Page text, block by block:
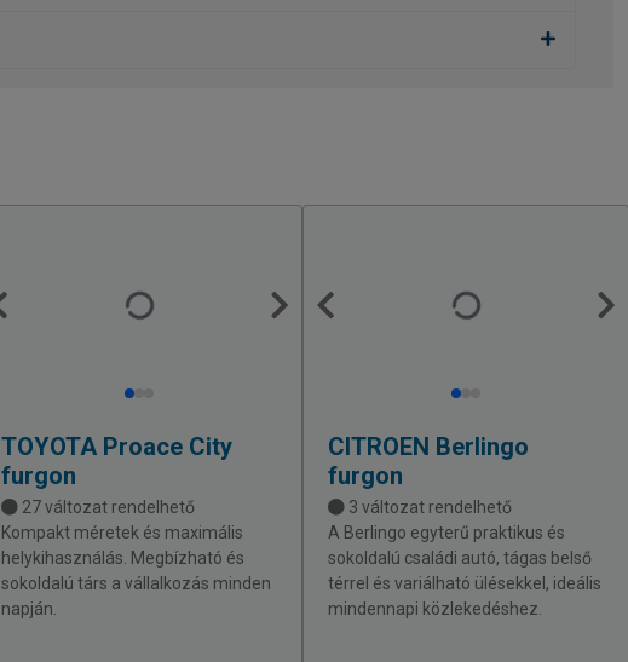
TOYOTA Proace City
furgon
27 változat rendelhető
Kompakt méretek és maximális
helykihasználás. Megbízható és
sokoldalú társ a vállalkozás minden
napján.
CITROEN Berlingo
furgon
3 változat rendelhető
A Berlingo egyterű praktikus és
sokoldalú családi autó, tágas belső
térrel és variálható ülésekkel, ideális
mindennapi közlekedéshez.